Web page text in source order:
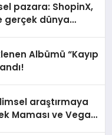
pazara: ShopinX,
gerçek dünya
Albümü “Kayıp
araştırmaya
Maması ve Vegan